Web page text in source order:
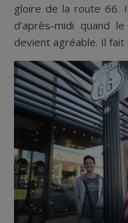
gloire de la route 66.
d’après-midi quand
devient agréable. Il